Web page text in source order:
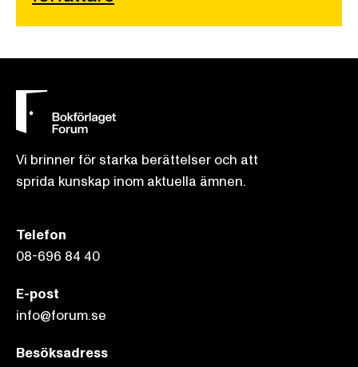
Vi brinner för starka berättelser och att
sprida kunskap inom aktuella ämnen.
Telefon
08-696 84 40
E-post
info@forum.se
Besöksadress